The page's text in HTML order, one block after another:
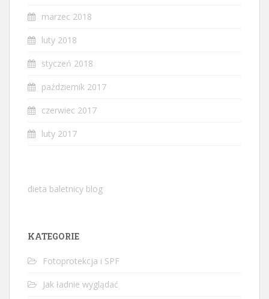
marzec 2018
luty 2018
styczeń 2018
październik 2017
czerwiec 2017
luty 2017
dieta baletnicy blog
KATEGORIE
Fotoprotekcja i SPF
Jak ładnie wyglądać